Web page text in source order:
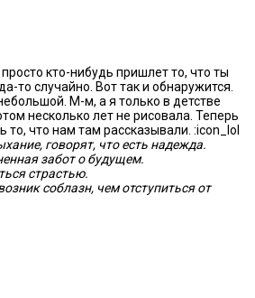
просто кто-нибудь пришлет то, что ты
то случайно. Вот так и обнаружится.
М-м, а я только в детстве
несколько лет не рисовала. Теперь
то, что нам там рассказывали. :icon_lol
говорят, что есть надежда.
забот о будущем.
страстью.
соблазн, чем отступиться от